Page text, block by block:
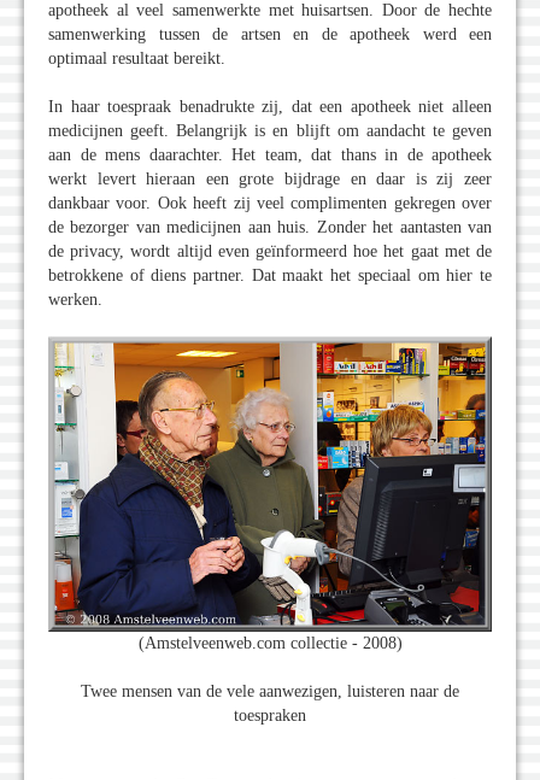
apotheek al veel samenwerkte met huisartsen. Door de hechte
samenwerking tussen de artsen en de apotheek werd een
optimaal resultaat bereikt.
In haar toespraak benadrukte zij, dat een apotheek niet alleen
medicijnen geeft. Belangrijk is en blijft om aandacht te geven
aan de mens daarachter. Het team, dat thans in de apotheek
werkt levert hieraan een grote bijdrage en daar is zij zeer
dankbaar voor. Ook heeft zij veel complimenten gekregen over
de bezorger van medicijnen aan huis. Zonder het aantasten van
de privacy, wordt altijd even geïnformeerd hoe het gaat met de
betrokkene of diens partner. Dat maakt het speciaal om hier te
werken.
(Amstelveenweb.com collectie - 2008)
Twee mensen van de vele aanwezigen, luisteren naar de
toespraken